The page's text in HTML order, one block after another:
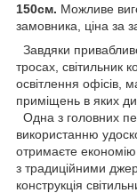
150см. Можливе
замовника, ціна за
Завдяки
тросах, світильник
освітлення офісів,
приміщень в яких
Одна з головних
використанню
отримаєте економію
з традиційними
конструкція